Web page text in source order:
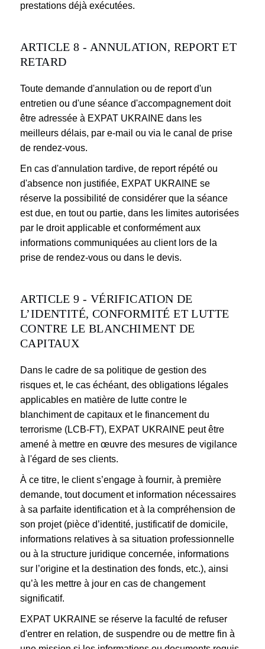
prestations déjà exécutées.
ARTICLE 8 - ANNULATION, REPORT ET
RETARD
Toute demande d'annulation ou de report d'un
entretien ou d'une séance d'accompagnement doit
être adressée à EXPAT UKRAINE dans les
meilleurs délais, par e-mail ou via le canal de prise
de rendez-vous.
En cas d'annulation tardive, de report répété ou
d'absence non justifiée, EXPAT UKRAINE se
réserve la possibilité de considérer que la séance
est due, en tout ou partie, dans les limites autorisées
par le droit applicable et conformément aux
informations communiquées au client lors de la
prise de rendez-vous ou dans le devis.
ARTICLE 9 - VÉRIFICATION DE
L’IDENTITÉ, CONFORMITÉ ET LUTTE
CONTRE LE BLANCHIMENT DE
CAPITAUX
Dans le cadre de sa politique de gestion des
risques et, le cas échéant, des obligations légales
applicables en matière de lutte contre le
blanchiment de capitaux et le financement du
terrorisme (LCB-FT), EXPAT UKRAINE peut être
amené à mettre en œuvre des mesures de vigilance
à l'égard de ses clients.
À ce titre, le client s’engage à fournir, à première
demande, tout document et information nécessaires
à sa parfaite identification et à la compréhension de
son projet (pièce d’identité, justificatif de domicile,
informations relatives à sa situation professionnelle
ou à la structure juridique concernée, informations
sur l’origine et la destination des fonds, etc.), ainsi
qu’à les mettre à jour en cas de changement
significatif.
EXPAT UKRAINE se réserve la faculté de refuser
d'entrer en relation, de suspendre ou de mettre fin à